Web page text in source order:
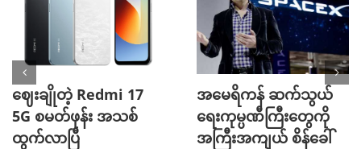
ဈေးချိုတဲ့ Redmi 17
5G စမတ်ဖုန်း အသစ်
ထွက်လာပြီ
အမေရိကန် ဆက်သွယ်
ရေးကုမ္ပဏီကြီးတွေကို
အကြီးအကျယ် စိန်ခေါ်